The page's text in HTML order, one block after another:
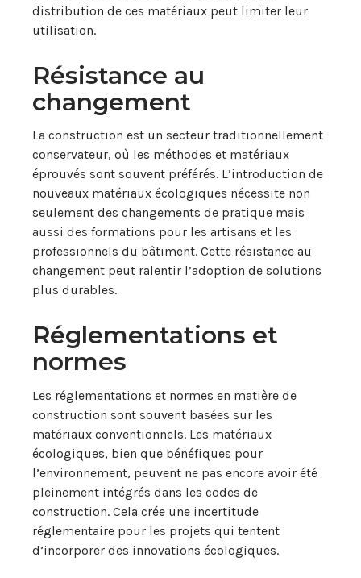
distribution de ces matériaux peut limiter leur
utilisation.
Résistance au
changement
La construction est un secteur traditionnellement
conservateur, où les méthodes et matériaux
éprouvés sont souvent préférés. L’introduction de
nouveaux matériaux écologiques nécessite non
seulement des changements de pratique mais
aussi des formations pour les artisans et les
professionnels du bâtiment. Cette résistance au
changement peut ralentir l’adoption de solutions
plus durables.
Réglementations et
normes
Les réglementations et normes en matière de
construction sont souvent basées sur les
matériaux conventionnels. Les matériaux
écologiques, bien que bénéfiques pour
l’environnement, peuvent ne pas encore avoir été
pleinement intégrés dans les codes de
construction. Cela crée une incertitude
réglementaire pour les projets qui tentent
d’incorporer des innovations écologiques.